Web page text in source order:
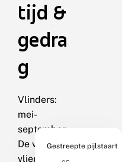
tijd &
gedra
g
Vlinders:
mei-
september.
De vlinders
vliegen
Gestreepte pijlstaart